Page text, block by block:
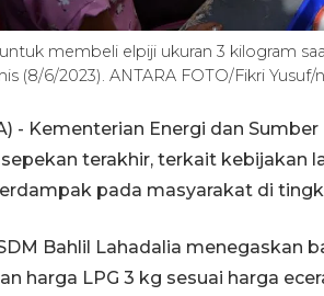
membeli elpiji ukuran 3 kilogram
(8/6/2023). ANTARA FOTO/Fikri Yusuf/
- Kementerian Energi dan
terakhir, terkait kebijakan
pada masyarakat di
Bahlil Lahadalia menegaskan
harga LPG 3 kg sesuai harga